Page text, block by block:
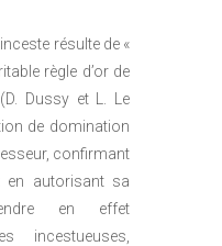
résulte de «
règle d’or de
Dussy et L. Le
de domination
confirmant
en autorisant sa
en effet
incestueuses,